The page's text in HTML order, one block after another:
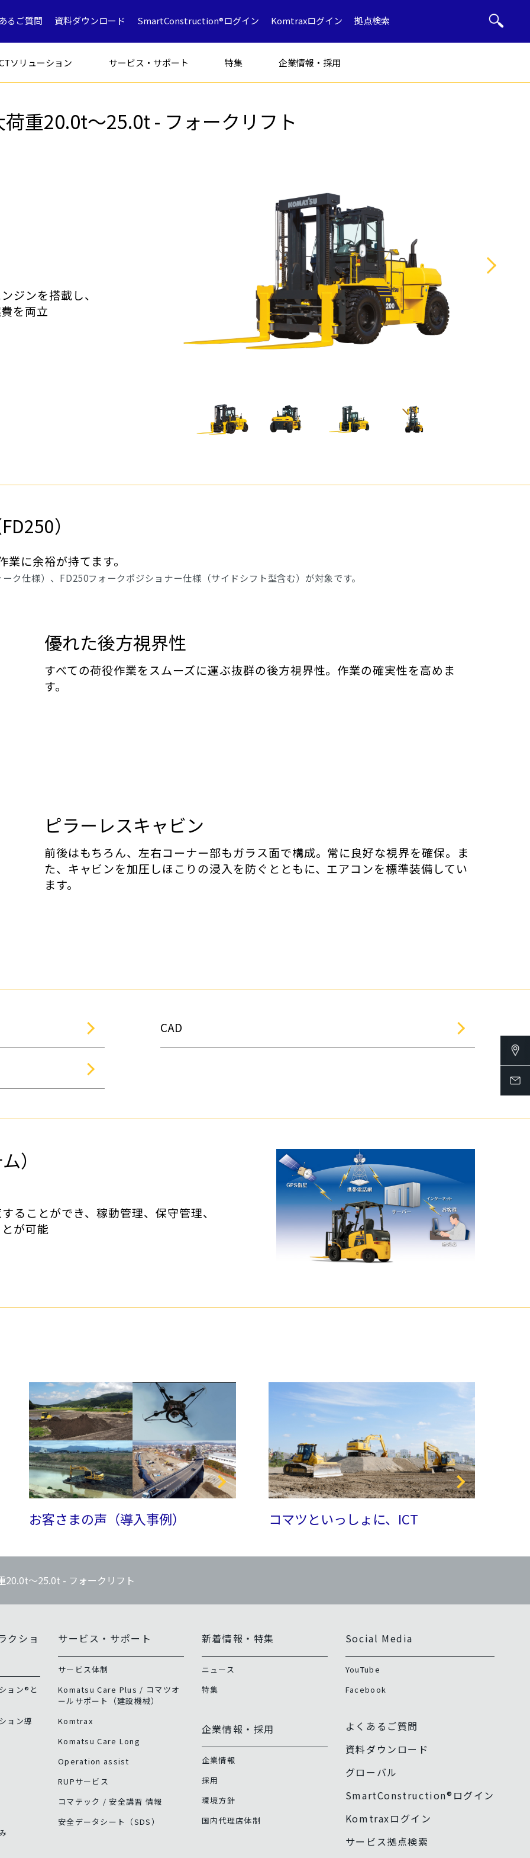
るご質問 資料ダウンロード SmartConstruction®ログイン Komtraxログイン 拠点検索
産廃リサイクル
農畜産・水産
ブルドーザー
アタッチメント
ソリューション サービス・サポート 特集 企業情報・採用
重20.0t～25.0t - フォークリフト
ジンを搭載し、
を両立
）
に余裕が持てます。
仕様）、FD250フォークポジショナー仕様（サイドシフト型含む）が対象です。
優れた後方視界性
すべての荷役作業をスムーズに運ぶ抜群の後方視界性。作業の確実性を高めま
す。
ピラーレスキャビン
前後はもちろん、左右コーナー部もガラス面で構成。常に良好な視界を確保。ま
た、キャビンを加圧しほこりの浸入を防ぐとともに、エアコンを標準装備してい
ます。
CAD
）
ることができ、稼動管理、保守管理、
が可能
お客さまの声（導入事例） コマツといっしょに、ICT
20.0t～25.0t - フォークリフト
クショ
ョン®と
ョン導
サービス・サポート
サービス体制
Komatsu Care Plus / コマツオ
ールサポート（建設機械）
Komtrax
Komatsu Care Long
Operation assist
RUPサービス
コマテック / 安全講習 情報
安全データシート（SDS）
新着情報・特集
ニュース
特集
企業情報・採用
企業情報
採用
環境方針
国内代理店体制
Social Media
YouTube
Facebook
よくあるご質問
資料ダウンロード
グローバル
SmartConstruction®ログイン
Komtraxログイン
サービス拠点検索